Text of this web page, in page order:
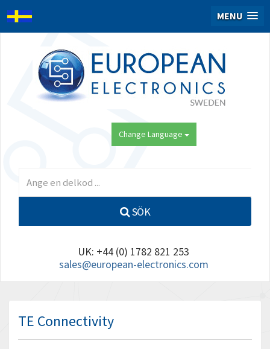
MENU
Change Language
SÖK
UK: +44 (0) 1782 821 253
sales@european-electronics.com
TE Connectivity